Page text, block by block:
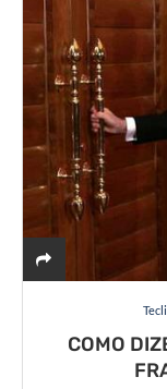
COMO